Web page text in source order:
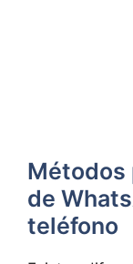
Métodos
de
teléfono